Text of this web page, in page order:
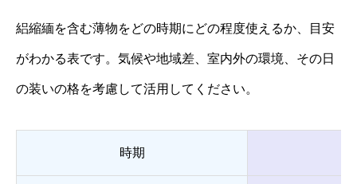
絽縮緬を含む薄物をどの時期にどの程度使えるか、目安
がわかる表です。気候や地域差、室内外の環境、その日
の装いの格を考慮して活用してください。
時期